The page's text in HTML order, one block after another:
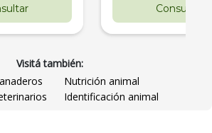
Consultar
Visitá también:
Nutrición animal
Identificación animal